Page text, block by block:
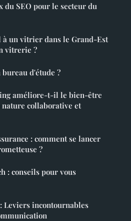
du SEO pour le secteur du
un vitrier dans le Grand-Est
vitrerie ?
d'étude ?
améliore-t-il le bien-être
collaborative et
: comment se lancer
?
: conseils pour vous
Leviers incontournables